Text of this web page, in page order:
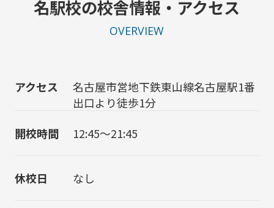
名駅校の校舎情報・アクセス
OVERVIEW
アクセス
名古屋市営地下鉄東山線名古屋駅1番
出口より徒歩1分
開校時間
12:45～21:45
休校日 なし